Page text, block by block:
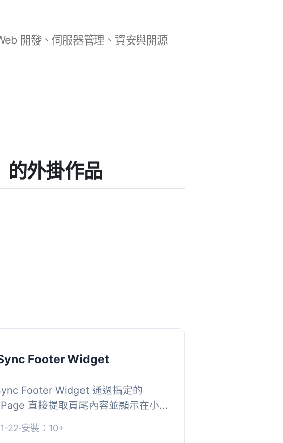
開發、伺服器管理、資安與開源
外掛作品
Footer Widget
Footer Widget 通過指定的
直接提取頁尾內容並顯示在小工
尾內容的網站非常有用，使...
22·安裝：10+